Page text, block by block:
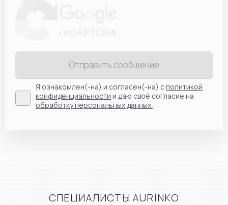
Отправить сообщение
Я ознакомлен(-на) и согласен(-на) сполитикой
конфиденциальности и даю своё согласие на
обработку персональных данных.
СПЕЦИАЛИСТЫ AURINKO